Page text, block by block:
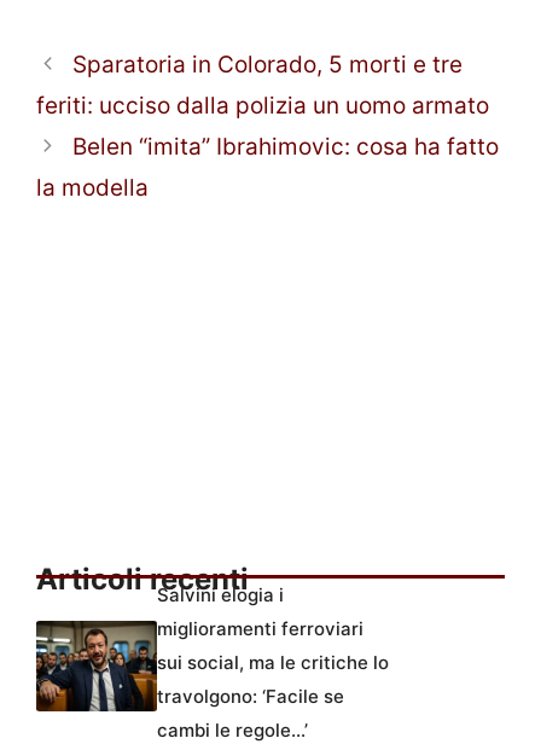
Sparatoria in Colorado, 5 morti e tre
feriti: ucciso dalla polizia un uomo armato
Belen “imita” Ibrahimovic: cosa ha fatto
la modella
Articoli recenti
Salvini elogia i
miglioramenti ferroviari
sui social, ma le critiche lo
travolgono: ‘Facile se
cambi le regole…’